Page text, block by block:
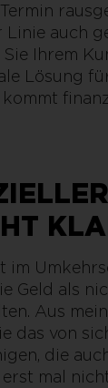
Linie auch
Ihrem
Lösung
kommt
im
Geld als
Aus
das von
die
mal